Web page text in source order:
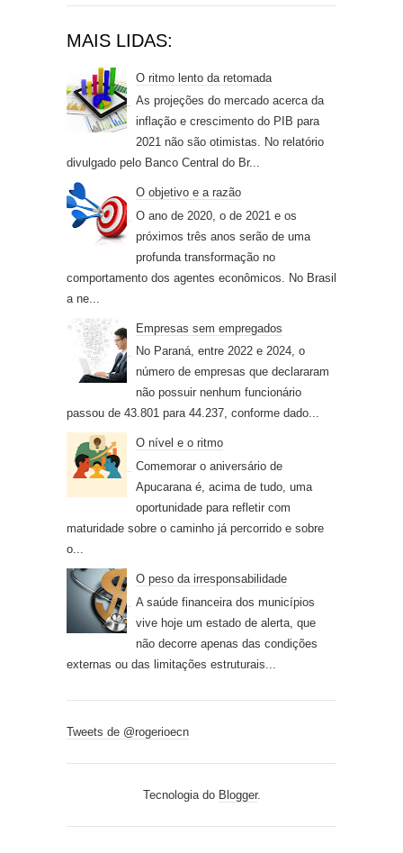
MAIS LIDAS:
O ritmo lento da retomada
As projeções do mercado acerca da
inflação e crescimento do PIB para
2021 não são otimistas. No relatório
divulgado pelo Banco Central do Br...
O objetivo e a razão
O ano de 2020, o de 2021 e os
próximos três anos serão de uma
profunda transformação no
comportamento dos agentes econômicos. No Brasil
a ne...
Empresas sem empregados
No Paraná, entre 2022 e 2024, o
número de empresas que declararam
não possuir nenhum funcionário
passou de 43.801 para 44.237, conforme dado...
O nível e o ritmo
Comemorar o aniversário de
Apucarana é, acima de tudo, uma
oportunidade para refletir com
maturidade sobre o caminho já percorrido e sobre
o...
O peso da irresponsabilidade
A saúde financeira dos municípios
vive hoje um estado de alerta, que
não decorre apenas das condições
externas ou das limitações estruturais...
Tweets de @rogerioecn
Tecnologia do Blogger.